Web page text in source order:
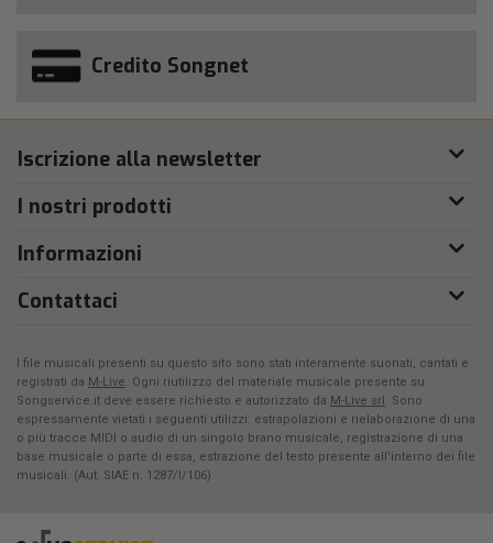
Credito Songnet
Iscrizione alla newsletter
I nostri prodotti
Informazioni
Contattaci
I file musicali presenti su questo sito sono stati interamente suonati, cantati e
registrati da M-Live. Ogni riutilizzo del materiale musicale presente su
Songservice.it deve essere richiesto e autorizzato da M-Live srl . Sono
espressamente vietati i seguenti utilizzi: estrapolazioni e rielaborazione di una
o più tracce MIDI o audio di un singolo brano musicale, registrazione di una
base musicale o parte di essa, estrazione del testo presente all'interno dei file
musicali. (Aut. SIAE n. 1287/I/106)